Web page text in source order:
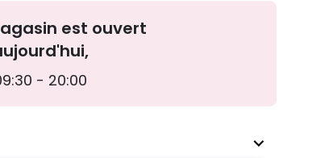
est ouvert
- 20:00